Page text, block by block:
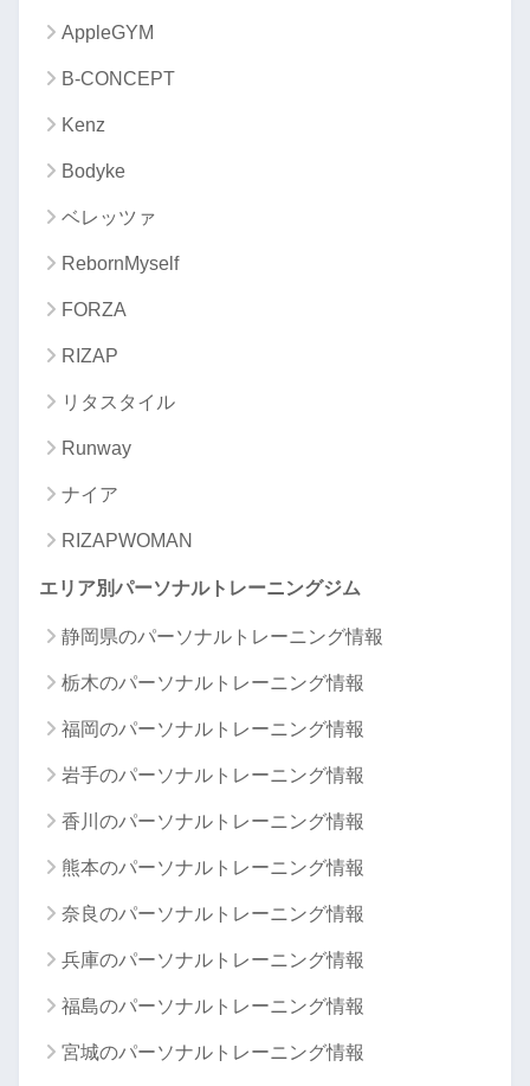
AppleGYM
B-CONCEPT
Kenz
Bodyke
ベレッツァ
RebornMyself
FORZA
RIZAP
リタスタイル
Runway
ナイア
RIZAPWOMAN
エリア別パーソナルトレーニングジム
静岡県のパーソナルトレーニング情報
栃木のパーソナルトレーニング情報
福岡のパーソナルトレーニング情報
岩手のパーソナルトレーニング情報
香川のパーソナルトレーニング情報
熊本のパーソナルトレーニング情報
奈良のパーソナルトレーニング情報
兵庫のパーソナルトレーニング情報
福島のパーソナルトレーニング情報
宮城のパーソナルトレーニング情報